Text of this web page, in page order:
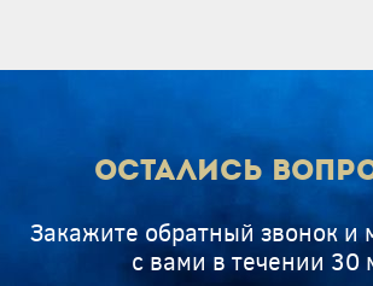
Остались
Закажите обратный звонок и
с вами в течении 30